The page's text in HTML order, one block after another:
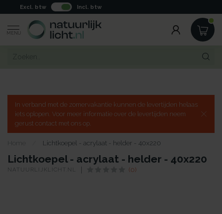
Excl. btw Incl. btw
MENU
In verband met de zomervakantie kunnen de levertijden helaas
iets oplopen. Voor meer informatie over de levertijden neem
gerust contact met ons op.
Home Lichtkoepel - acrylaat - helder - 40x220
Lichtkoepel - acrylaat - helder - 40x220
NATUURLIJKLICHT.NL (0)